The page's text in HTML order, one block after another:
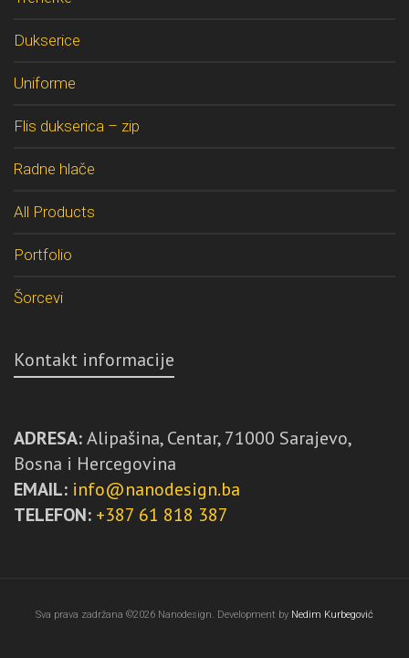
Dukserice
Uniforme
Flis dukserica – zip
Radne hlače
All Products
Portfolio
Šorcevi
Kontakt informacije
ADRESA:Alipašina, Centar, 71000 Sarajevo,
Bosna i Hercegovina
EMAIL: info@nanodesign.ba
TELEFON: +387 61 818 387
Sva prava zadržana ©2026 Nanodesign. Development by Nedim Kurbegović